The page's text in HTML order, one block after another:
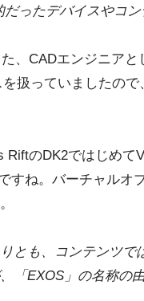
ったデバイスやコン
、CADエンジニアと
扱っていましたの
RiftのDK2ではじめて
すね。バーチャルオ
も、コンテンツで
「EXOS」の名称の